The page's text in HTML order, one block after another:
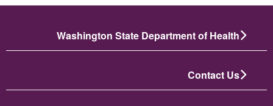
Washington State Department of Health
Contact Us